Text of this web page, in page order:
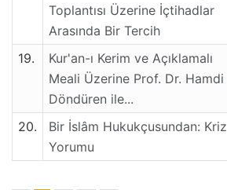
Toplantısı Üzerine İçtihadlar
Arasında Bir Tercih
19.
Kur'an-ı Kerim ve Açıklamalı
Meali Üzerine Prof. Dr. Hamdi
Döndüren ile...
20.
Bir İslâm Hukukçusundan: Kriz
Yorumu